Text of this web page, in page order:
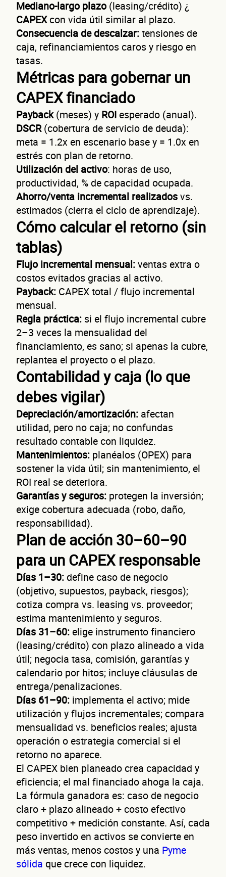
Mediano-largo plazo (leasing/crédito) ¿
CAPEXcon vida útil similar al plazo.
Consecuencia de descalzar:tensiones de
caja, refinanciamientos caros y riesgo en
tasas.
Métricas para gobernar un
CAPEX financiado
Payback(meses) y ROIesperado (anual).
DSCR(cobertura de servicio de deuda):
meta = 1.2x en escenario base y = 1.0x en
estrés con plan de retorno.
Utilización del activo: horas de uso,
productividad, % de capacidad ocupada.
Ahorro/venta incremental realizadosvs.
estimados (cierra el ciclo de aprendizaje).
Cómo calcular el retorno (sin
tablas)
Flujo incremental mensual:ventas extra o
costos evitados gracias al activo.
Payback: CAPEX total / flujo incremental
mensual.
Regla práctica: si el flujo incremental cubre
2–3 veces la mensualidad del
financiamiento, es sano; si apenas la cubre,
replantea el proyecto o el plazo.
Contabilidad y caja (lo que
debes vigilar)
Depreciación/amortización: afectan
utilidad, pero no caja; no confundas
resultado contable con liquidez.
Mantenimientos: planéalos (OPEX) para
sostener la vida útil; sin mantenimiento, el
ROI real se deteriora.
Garantías y seguros: protegen la inversión;
exige cobertura adecuada (robo, daño,
responsabilidad).
Plan de acción 30–60–90
para un CAPEX responsable
Días 1–30: define caso de negocio
(objetivo, supuestos, payback, riesgos);
cotiza compra vs. leasing vs. proveedor;
estima mantenimiento y seguros.
Días 31–60:elige instrumento financiero
(leasing/crédito) con plazo alineado a vida
útil; negocia tasa, comisión, garantías y
calendario por hitos; incluye cláusulas de
entrega/penalizaciones.
Días 61–90: implementa el activo; mide
utilización y flujos incrementales; compara
mensualidad vs. beneficios reales; ajusta
operación o estrategia comercial si el
retorno no aparece.
El CAPEX bien planeado crea capacidad y
eficiencia; el mal financiado ahoga la caja.
La fórmula ganadora es: caso de negocio
claro + plazo alineado + costo efectivo
competitivo + medición constante. Así, cada
peso invertido en activos se convierte en
más ventas, menos costos y una Pyme
sólida que crece con liquidez.
Autorización inmediata
Solicita aquí tulínea de liquidez
Esta es una conversación de 2 minutos, no un trámite
de
¿Cuánto factura tu negocio al año?
Esto nos ayuda a ofrecerte la línea de crédito correcta para tu negocio.
No te preocupes, evaluamos cada caso de forma integral.
Nombre(s)
Primer apellido
Segundo apellido